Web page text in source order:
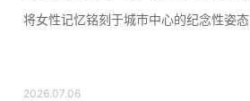
将女性记忆铭刻于城市中心的纪念性姿态
2026.07.06